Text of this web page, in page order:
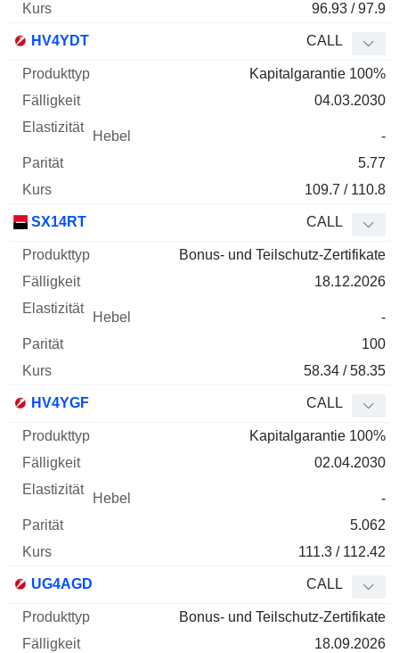
96.93 / 97.9
HV4YDT CALL
Kapitalgarantie 100%
04.03.2030
-
5.77
109.7 / 110.8
SX14RT CALL
Bonus- und Teilschutz-Zertifikate
18.12.2026
-
100
58.34 / 58.35
HV4YGF CALL
Kapitalgarantie 100%
02.04.2030
-
5.062
111.3 / 112.42
UG4AGD CALL
Bonus- und Teilschutz-Zertifikate
18.09.2026